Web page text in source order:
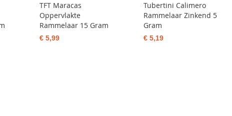
TFT Maracas
Oppervlakte
Rammelaar 15 Gram
€ 5,99
Tubertini Calimero
Rammelaar Zinkend 5
Gram
€ 5,19